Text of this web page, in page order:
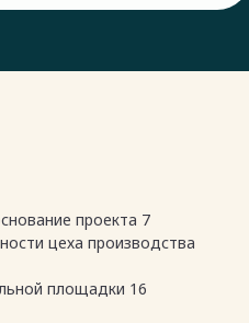
проекта 7
цеха производства
площадки 16